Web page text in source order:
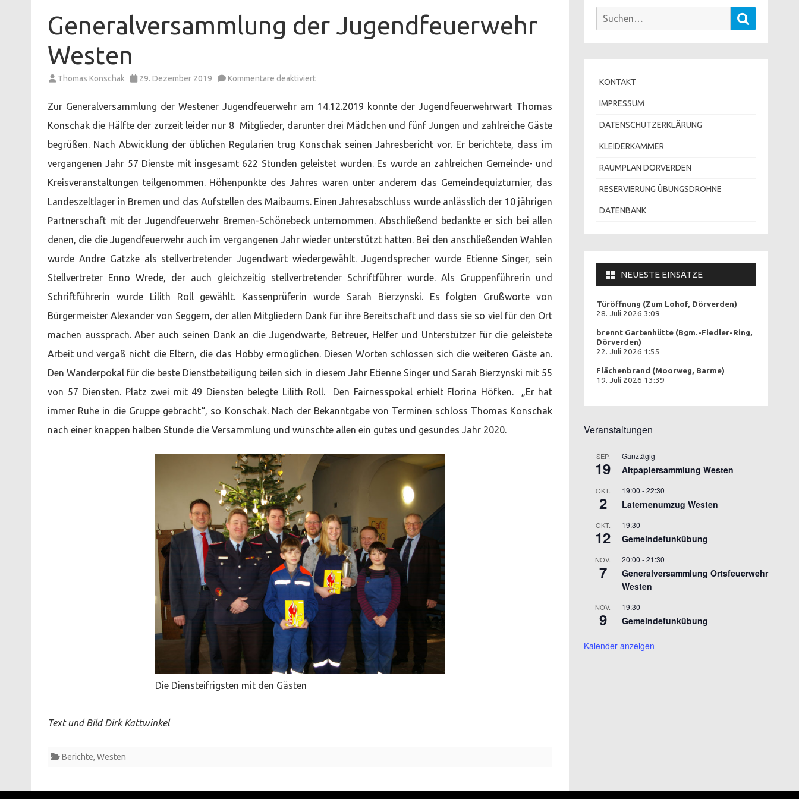
Generalversammlung der Jugendfeuerwehr
Westen
Thomas Konschak 29. Dezember 2019 Kommentare deaktiviertfür
Jugendfeuerwehr
Westen
Zur Generalversammlung der Westener Jugendfeuerwehr am 14.12.2019 konnte der Jugendfeuerwehrwart Thomas
Konschak die Hälfte der zurzeit leider nur 8 Mitglieder, darunter drei Mädchen und fünf Jungen und zahlreiche Gäste
begrüßen. Nach Abwicklung der üblichen Regularien trug Konschak seinen Jahresbericht vor. Er berichtete, dass im
vergangenen Jahr 57 Dienste mit insgesamt 622 Stunden geleistet wurden. Es wurde an zahlreichen Gemeinde- und
Kreisveranstaltungen teilgenommen. Höhenpunkte des Jahres waren unter anderem das Gemeindequizturnier, das
Landeszeltlager in Bremen und das Aufstellen des Maibaums. Einen Jahresabschluss wurde anlässlich der 10 jährigen
Partnerschaft mit der Jugendfeuerwehr Bremen-Schönebeck unternommen. Abschließend bedankte er sich bei allen
denen, die die Jugendfeuerwehr auch im vergangenen Jahr wieder unterstützt hatten. Bei den anschließenden Wahlen
wurde Andre Gatzke als stellvertretender Jugendwart wiedergewählt. Jugendsprecher wurde Etienne Singer, sein
Stellvertreter Enno Wrede, der auch gleichzeitig stellvertretender Schriftführer wurde. Als Gruppenführerin und
Schriftführerin wurde Lilith Roll gewählt. Kassenprüferin wurde Sarah Bierzynski. Es folgten Grußworte von
Bürgermeister Alexander von Seggern, der allen Mitgliedern Dank für ihre Bereitschaft und dass sie so viel für den Ort
machen aussprach. Aber auch seinen Dank an die Jugendwarte, Betreuer, Helfer und Unterstützer für die geleistete
Arbeit und vergaß nicht die Eltern, die das Hobby ermöglichen. Diesen Worten schlossen sich die weiteren Gäste an.
Den Wanderpokal für die beste Dienstbeteiligung teilen sich in diesem Jahr Etienne Singer und Sarah Bierzynski mit 55
von 57 Diensten. Platz zwei mit 49 Diensten belegte Lilith Roll. Den Fairnesspokal erhielt Florina Höfken. „Er hat
immer Ruhe in die Gruppe gebracht“, so Konschak. Nach der Bekanntgabe von Terminen schloss Thomas Konschak
nach einer knappen halben Stunde die Versammlung und wünschte allen ein gutes und gesundes Jahr 2020.
Die Diensteifrigsten mit den Gästen
Text und Bild Dirk Kattwinkel
Berichte, Westen
Suchen
KONTAKT
IMPRESSUM
DATENSCHUTZERKLÄRUNG
KLEIDERKAMMER
RAUMPLAN DÖRVERDEN
RESERVIERUNG ÜBUNGSDROHNE
DATENBANK
NEUESTE EINSÄTZE
Türöffnung (Zum Lohof, Dörverden)
28. Juli 2026 3:09
brennt Gartenhütte (Bgm.-Fiedler-Ring,
Dörverden)
22. Juli 2026 1:55
Flächenbrand (Moorweg, Barme)
19. Juli 2026 13:39
Veranstaltungen
SEP.
19
Ganztägig
Altpapiersammlung Westen
OKT.
2
19:00 -22:30
Laternenumzug Westen
OKT.
12
19:30
Gemeindefunkübung
NOV.
7
20:00 -21:30
Generalversammlung Ortsfeuerwehr
Westen
NOV.
9
19:30
Gemeindefunkübung
Kalender anzeigen